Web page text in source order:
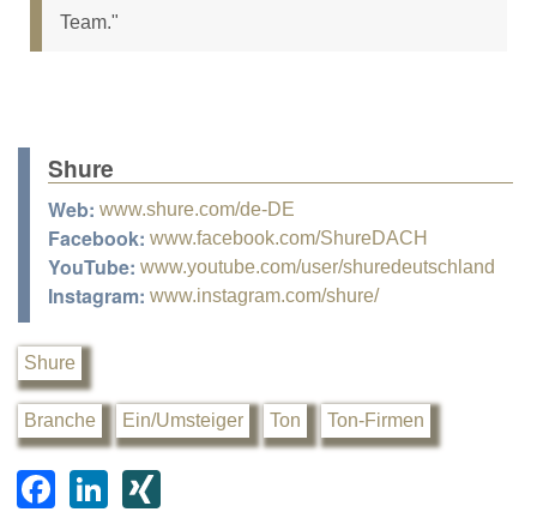
Team."
Shure
Web: www.shure.com/de-DE
Facebook: www.facebook.com/ShureDACH
YouTube: www.youtube.com/user/shuredeutschland
Instagram: www.instagram.com/shure/
Shure
Branche Ein/Umsteiger Ton Ton-Firmen
F
Li